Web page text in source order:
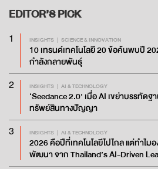
EDITOR’SPICK
1 INSIGHTS SCIENCE & INNOVATION
10 เทรนด์เทคโนโลยี 20 ข้อค้นพบปี
กำลังกลายพันธุ์
2 INSIGHTS AI & TECHNOLOGY
‘Seedance 2.0’ เมื่อ AI เขย่าบรรทัด
ทรัพย์สินทางปัญญา
3 INSIGHTS AI & TECHNOLOGY
2026 คือปีที่เทคโนโลยีไปไกล แต่ทำไ
พัฒนา จาก Thailand’s AI-Driven